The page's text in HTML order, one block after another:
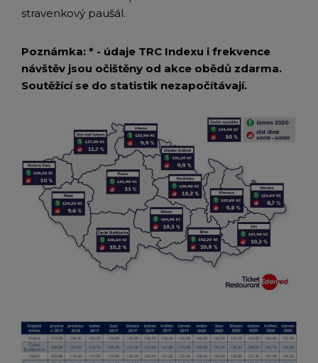
stravenkový paušál.
Poznámka: * - údaje TRC Indexu i frekvence
návštěv jsou očištěny od akce obědů zdarma.
Soutěžící se do statistik nezapočítávají.